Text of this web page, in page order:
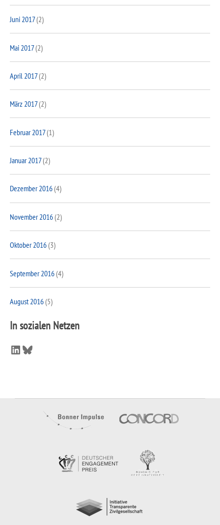
Juni 2017(2)
Mai 2017(2)
April 2017(2)
März 2017(2)
Februar 2017(1)
Januar 2017(2)
Dezember 2016(4)
November 2016(2)
Oktober 2016(3)
September 2016(4)
August 2016(5)
In sozialen Netzen
LinkedIn
Bluesky